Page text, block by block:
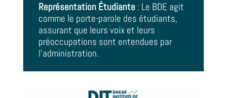
Représentation Étudiante: Le BDE agit
comme le porte-parole des étudiants,
assurant que leurs voix et leurs
préoccupations sont entendues par
l’administration.